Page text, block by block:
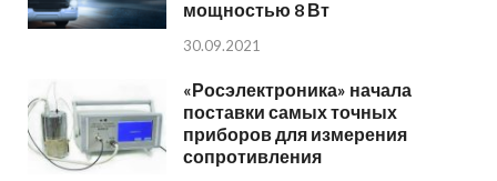
мощностью 8 Вт
30.09.2021
«Росэлектроника» начала
поставки самых точных
приборов для измерения
сопротивления